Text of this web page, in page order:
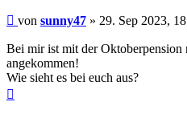
Beitrag
von sunny47 » 29. Sep 2023,
Bei mir ist mit der
angekommen!
Wie sieht es bei euch aus?